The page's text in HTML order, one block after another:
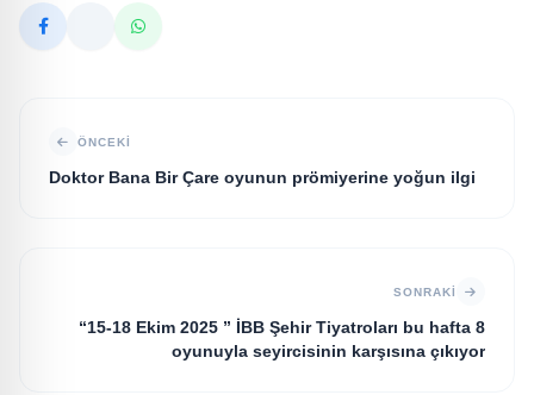
ÖNCEKI
Doktor Bana Bir Çare oyunun prömiyerine yoğun ilgi
SONRAKI
“15-18 Ekim 2025 ” İBB Şehir Tiyatroları bu hafta 8
oyunuyla seyircisinin karşısına çıkıyor